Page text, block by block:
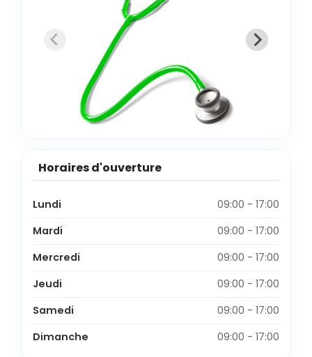
Horaires d'ouverture
Lundi
09:00 - 17:00
Mardi
09:00 - 17:00
Mercredi
09:00 - 17:00
Jeudi
09:00 - 17:00
Samedi
09:00 - 17:00
Dimanche
09:00 - 17:00